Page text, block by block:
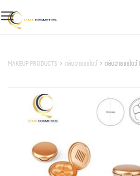
to
content
MAKEUP PRODUCTS ตลับอายแชโดว์ ตลับอายแชโดว์